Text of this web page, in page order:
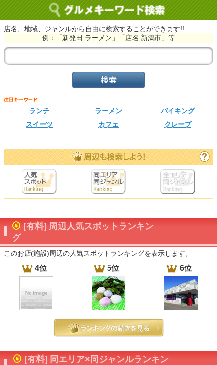
店名、地域、ジャンルから自由に検索することができます!!
例：「新発田 ラーメン」「店名 新潟市」等
ランチ ラーメン
バイキング
スイーツ
カフェ クレープ
[有料] 周辺人気スポットランキン
グ
このお店(施設)周辺の人気スポットランキングを表示します。
4位 5位 6位
[有料] 同エリア×同ジャンルランキン